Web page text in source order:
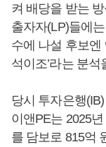
켜 배당을 받는
출자자(LP)들에
수에 나설 후보엔
석이조’라는 분
당시 투자은행
이앤PE는 2025
를 담보로 815억